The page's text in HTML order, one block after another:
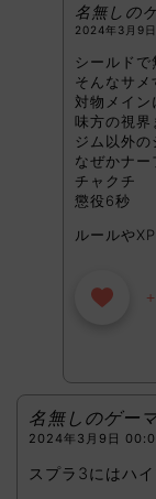
名無しの
2024年3月9
シールドで
そんなサメ
対物メイン
味方の視界
ジム以外の
なぜかナー
チャクチ
懲役6秒
ルールや
名無しのゲー
2024年3月9日
スプラ3にはハイ